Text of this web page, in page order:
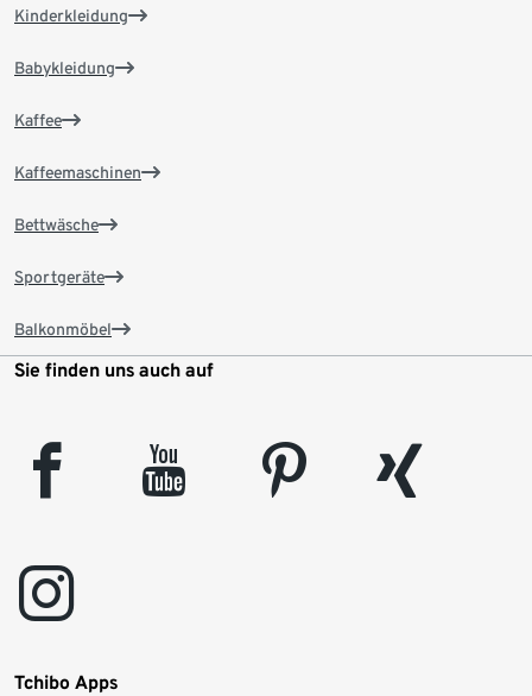
Kinderkleidung
Babykleidung
Kaffee
Kaffeemaschinen
Bettwäsche
Sportgeräte
Balkonmöbel
Sie finden uns auch auf
facebook youtube pinterest
xing
instagram
Tchibo Apps